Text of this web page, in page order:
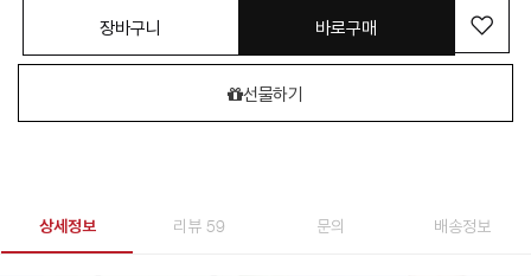
장바구니 바로구매
선물하기
상세정보 리뷰 59 문의 배송정보